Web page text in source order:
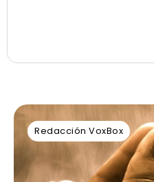
Redacción VoxBox